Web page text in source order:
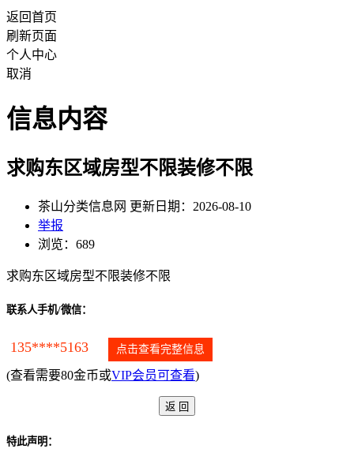
返回首页
刷新页面
个人中心
取消
信息内容
求购东区域房型不限装修不限
茶山分类信息网 更新日期：2026-08-10
举报
浏览：689
求购东区域房型不限装修不限
联系人手机/微信：
135****5163 点击查看完整信息
(查看需要80金币或VIP会员可查看)
特此声明：